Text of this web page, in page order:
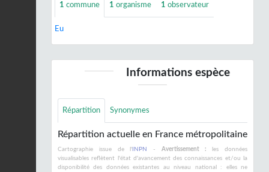
1 commune 1 organisme 1 observateur
Eu
Informations espèce
Répartition Synonymes
Répartition actuelle en France métropolitaine
Cartographie issue de l' INPN - Avertissement : les données
visualisables reflètent l'état d'avancement des connaissances et/ou la
disponibilité des données existantes au niveau national : elles ne